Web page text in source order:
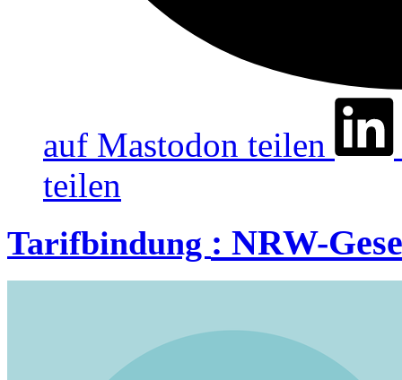
auf Mastodon teilen
teilen
Tarifbindung : NRW-